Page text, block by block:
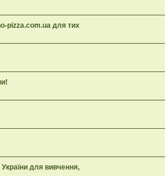
pizza.com.ua для тих
для вивчення,